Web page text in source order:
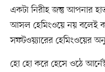
একটা নিরীহ জন্তু আপনার
আসল হেমিংওয়ে নয় বলেই
সফটওয়্যারের হেমিংওয়ের
হো হো করে হেসে ওঠে